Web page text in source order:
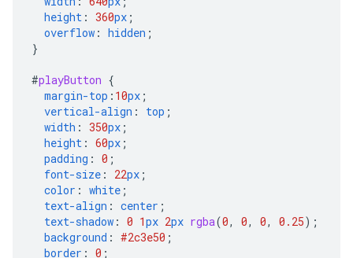
height : 360px ;
overflow : hidden ;
}
#playButton {
margin-top : 10px ;
vertical-align : top ;
width : 350px ;
height : 60px ;
padding : 0 ;
font-size : 22px ;
color : white ;
text-align : center ;
text-shadow : 0 1px 2px rgba(0, 0, 0, 0.25);
background : #2c3e50 ;
border : 0 ;